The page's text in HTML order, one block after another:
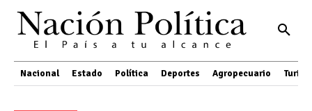
Nacional Estado Política Deportes Agropecuario